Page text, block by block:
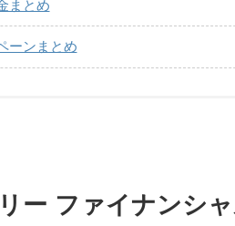
まとめ
ーンまとめ
ー ファイナンシ